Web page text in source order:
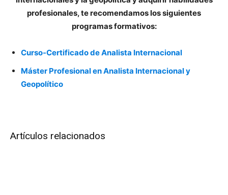
profesionales, te recomendamos los siguientes
programas formativos:
Curso-Certificado de Analista Internacional
Máster Profesional en Analista Internacional y
Geopolítico
Artículos relacionados